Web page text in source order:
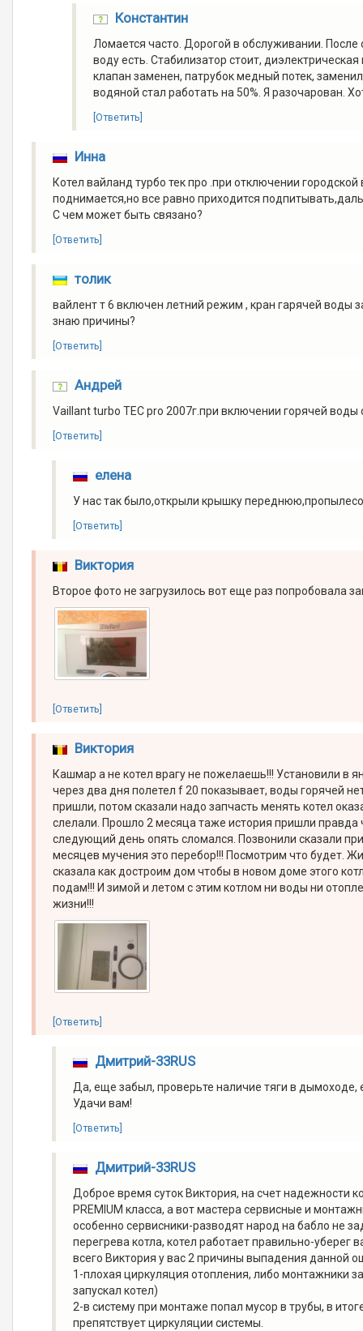
Константин
Ломается часто. Дорогой в обслуживании.
воду есть. Стабилизатор стоит,
клапан заменен, патрубок медный потек,
водяной стал работать на 50%. Я разочарован.
[Ответить]
Инна
Котел вайланд турбо тек про .при отключении
поднимается,но все равно приходится
С чем может быть связано?
[Ответить]
толик
вайлент т 6 включен летний режим , кран гарячей воды
знаю причины?
[Ответить]
Андрей
Vaillant turbo TEC pro 2007г.при включении горячей
[Ответить]
елена
У нас так было,открыли крышку
[Ответить]
Виктория
Второе фото не загрузилось вот еще раз попробовала
[Ответить]
Виктория
Кашмар а не котел врагу не пожелаешь!!! Установили в
через два дня полетел f 20 показывает, воды горячей
пришли, потом сказали надо запчасть менять котел
слелали. Прошло 2 месяца таже история пришли правда
следующий день опять сломался. Позвонили сказали
месяцев мучения это перебор!!! Посмотрим что будет.
сказала как достроим дом чтобы в новом доме этого
подам!!! И зимой и летом с этим котлом ни воды ни
жизни!!!
[Ответить]
Дмитрий-33RUS
Да, еще забыл, проверьте наличие тяги в дымоходе,
Удачи вам!
[Ответить]
Дмитрий-33RUS
Доброе время суток Виктория, на счет надежности
PREMIUM класса, а вот мастера сервисные и
особенно сервисники-разводят народ на бабло не
перегрева котла, котел работает правильно-уберег
всего Виктория у вас 2 причины выпадения данной
1-плохая циркуляция отопления, либо монтажники
запускал котел)
2-в систему при монтаже попал мусор в трубы, в
препятствует циркуляции системы.